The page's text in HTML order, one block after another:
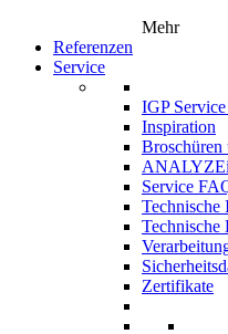
Mehr
Referenzen
Service
IGP
Inspiration
Broschüren
Service
Technische
Technische
Zertifikate